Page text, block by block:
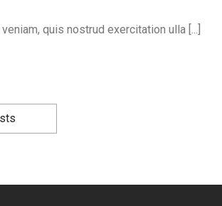
quis nostrud exercitation ulla [...]